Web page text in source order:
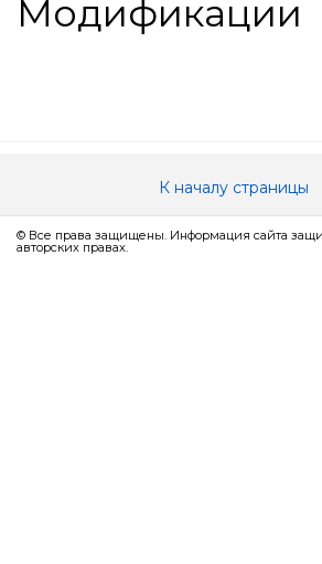
Модификации
К началу страницы
© Все права защищены. Информация сайта
авторских правах.